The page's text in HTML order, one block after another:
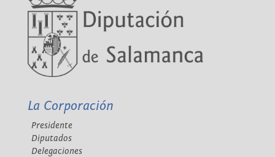
La Corporación
Presidente
Diputados
Delegaciones